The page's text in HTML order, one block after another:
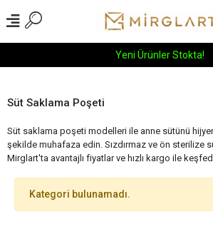
Yeni Ürünler Stokta!
Süt Saklama Poşeti
Süt saklama poşeti modelleri ile anne sütünü
şekilde muhafaza edin. Sızdırmaz ve ön sterilize
Mirglart'ta avantajlı fiyatlar ve hızlı kargo ile
Kategori bulunamadı.